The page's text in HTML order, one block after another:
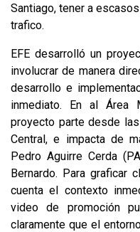
Santiago, tener a
trafico.
EFE desarrolló un
involucrar de manera
desarrollo e
inmediato. En al Área
proyecto parte desde
Central, e impacta de
Pedro Aguirre Cerda
Bernardo. Para graficar
cuenta el contexto
video de promoción
claramente que el